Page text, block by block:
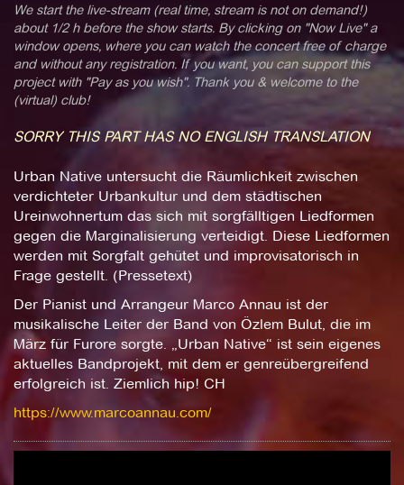
We start the live-stream (real time, stream is not on demand!)
about 1/2 h before the show starts. By clicking on "Now Live" a
window opens, where you can watch the concert free of charge
and without any registration. If you want, you can support this
project with "Pay as you wish". Thank you & welcome to the
(virtual) club!
SORRY THIS PART HAS NO ENGLISH TRANSLATION
Urban Native untersucht die Räumlichkeit zwischen
verdichteter Urbankultur und dem städtischen
Ureinwohnertum das sich mit sorgfälltigen Liedformen
gegen die Marginalisierung verteidigt. Diese Liedformen
werden mit Sorgfalt gehütet und improvisatorisch in
Frage gestellt. (Pressetext)
Der Pianist und Arrangeur Marco Annau ist der
musikalische Leiter der Band von Özlem Bulut, die im
März für Furore sorgte. „Urban Native“ ist sein eigenes
aktuelles Bandprojekt, mit dem er genreübergreifend
erfolgreich ist. Ziemlich hip! CH
https://www.marcoannau.com/